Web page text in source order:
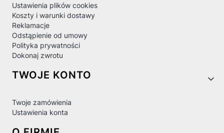
Ustawienia plików cookies
Koszty i warunki dostawy
Reklamacje
Odstąpienie od umowy
Polityka prywatności
Dokonaj zwrotu
TWOJE KONTO
Twoje zamówienia
Ustawienia konta